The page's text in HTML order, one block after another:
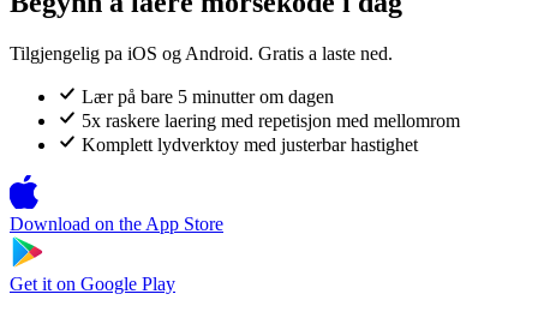
Tilgjengelig pa iOS og Android. Gratis a laste ned.
Lær på bare 5 minutter om dagen
5x raskere laering med repetisjon med mellomrom
Komplett lydverktoy med justerbar hastighet
Download on the App Store
Get it on Google Play